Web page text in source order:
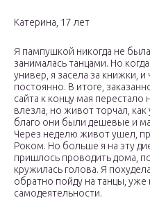
Катерина, 17 лет
Я пампушкой никогда не
занималась танцами. Но
универ, я засела за книжки,
постоянно. В итоге,
сайта к концу мая перестало
влезла, но живот торчал,
благо они были дешевые и
Через неделю живот ушел,
Роком. Но больше я на эту
пришлось проводить дома,
кружилась голова. Я
обратно пойду на танцы, уже
самодеятельности.